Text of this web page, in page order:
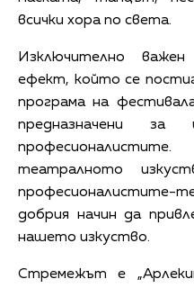
всички хора по света.
Изключително
ефект, който се
програма на
предназначени
театралното
професионалистите-
добрия начин да
нашето изкуство.
Стремежът е